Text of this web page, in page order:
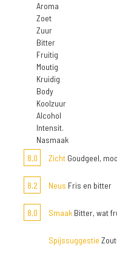
Aroma
Zoet
Zuur
Bitter
Fruitig
Moutig
Kruidig
Body
Koolzuur
Alcohol
Intensit.
Nasmaak
8,0
Zicht Goudgeel,
8,2 Neus Fris en bitter
8,0 Smaak Bitter, wat
Spijssuggestie